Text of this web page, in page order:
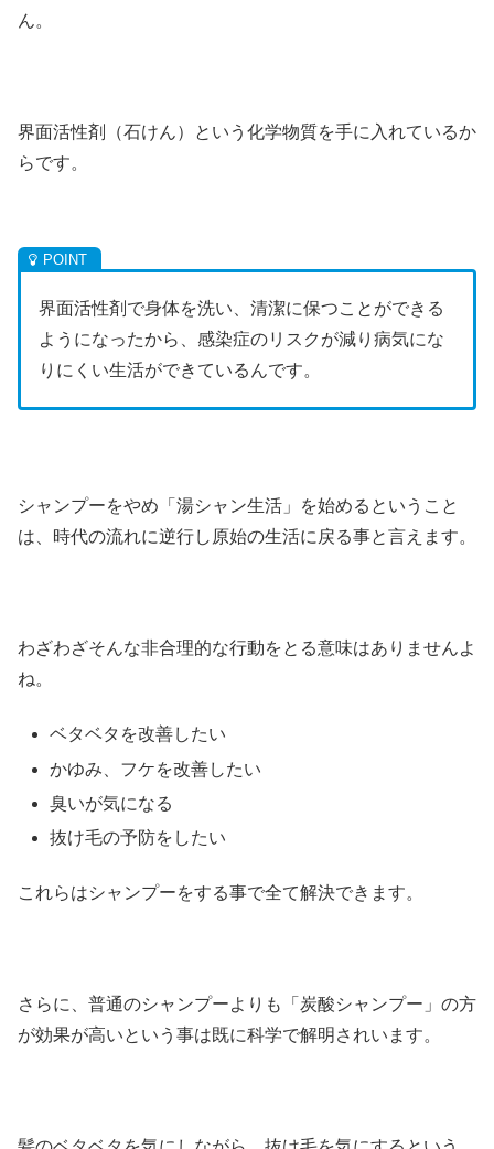
ん。
界面活性剤（石けん）という化学物質を手に入れているか
らです。
界面活性剤で身体を洗い、清潔に保つことができる
ようになったから、感染症のリスクが減り病気にな
りにくい生活ができているんです。
シャンプーをやめ「湯シャン生活」を始めるということ
は、時代の流れに逆行し原始の生活に戻る事と言えます。
わざわざそんな非合理的な行動をとる意味はありませんよ
ね。
ベタベタを改善したい
かゆみ、フケを改善したい
臭いが気になる
抜け毛の予防をしたい
これらはシャンプーをする事で全て解決できます。
さらに、普通のシャンプーよりも「炭酸シャンプー」の方
が効果が高いという事は既に科学で解明されいます。